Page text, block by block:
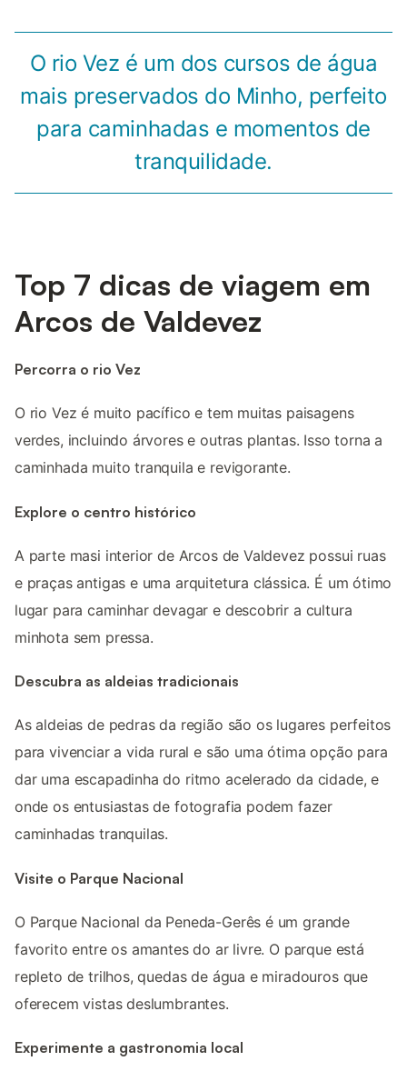
O rio Vez é um dos cursos de água
mais preservados do Minho, perfeito
para caminhadas e momentos de
tranquilidade.
Top 7 dicas de viagem em
Arcos de Valdevez
Percorra o rio Vez
O rio Vez é muito pacífico e tem muitas paisagens
verdes, incluindo árvores e outras plantas. Isso torna a
caminhada muito tranquila e revigorante.
Explore o centro histórico
A parte masi interior de Arcos de Valdevez possui ruas
e praças antigas e uma arquitetura clássica. É um ótimo
lugar para caminhar devagar e descobrir a cultura
minhota sem pressa.
Descubra as aldeias tradicionais
As aldeias de pedras da região são os lugares perfeitos
para vivenciar a vida rural e são uma ótima opção para
dar uma escapadinha do ritmo acelerado da cidade, e
onde os entusiastas de fotografia podem fazer
caminhadas tranquilas.
Visite o Parque Nacional
O Parque Nacional da Peneda-Gerês é um grande
favorito entre os amantes do ar livre. O parque está
repleto de trilhos, quedas de água e miradouros que
oferecem vistas deslumbrantes.
Experimente a gastronomia local